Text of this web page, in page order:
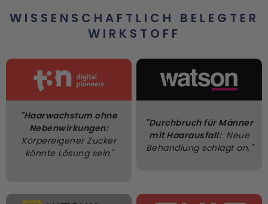
WISSENSCHAFTLICH BELEGTER
WIRKSTOFF
"Haarwachstum ohne
Nebenwirkungen:
Körpereigener Zucker
könnte Lösung sein"
"Durchbruch für Männer
mit Haarausfall: Neue
Behandlung schlägt an."